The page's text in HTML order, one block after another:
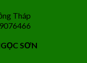
Tháp
SƠN